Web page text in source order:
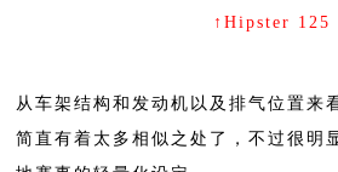
↑ Hipster 125
从车架结构和发动机以及排气位置来
简直有着太多相似之处了，不过很明